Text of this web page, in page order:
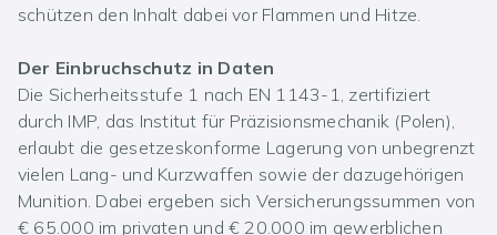
schützen den Inhalt dabei vor Flammen und Hitze.
Der Einbruchschutz in Daten
Die Sicherheitsstufe 1 nach EN 1143-1, zertifiziert
durch IMP, das Institut für Präzisionsmechanik (Polen),
erlaubt die gesetzeskonforme Lagerung von unbegrenzt
vielen Lang- und Kurzwaffen sowie der dazugehörigen
Munition. Dabei ergeben sich Versicherungssummen von
€ 65.000 im privaten und € 20.000 im gewerblichen